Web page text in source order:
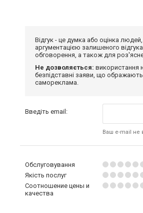
Відгук - це думка або оцінка
аргументацією залишеного
обговорення, а також для
Не дозволяється: використання
безпідставні заяви, що ображають
самореклама.
Введіть email:
Ваш e-mail не
Обслуговування
Якість послуг
Соотношение цены и
качества